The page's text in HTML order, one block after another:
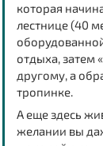
которая
лестнице (40
отдыха, затем
другому, а
тропинке.
А еще здесь
желании вы